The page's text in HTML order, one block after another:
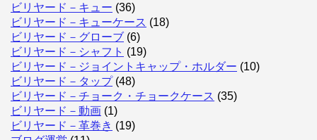
ビリヤード－キュー (36)
ビリヤード－キューケース (18)
ビリヤード－グローブ (6)
ビリヤード－シャフト (19)
ビリヤード－ジョイントキャップ・ホルダー (10)
ビリヤード－タップ(48)
ビリヤード－チョーク・チョークケース (35)
ビリヤード－動画 (1)
ビリヤード－革巻き (19)